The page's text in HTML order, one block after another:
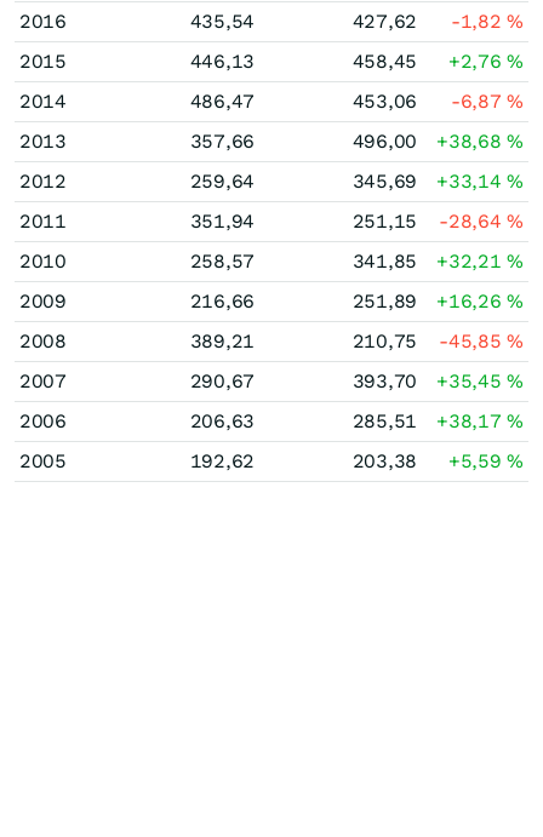
2016
435,54 427,62 -1,82%
2015
446,13 458,45 +2,76%
2014
486,47 453,06 -6,87%
2013
357,66 496,00 +38,68%
2012
259,64 345,69 +33,14%
2011
351,94 251,15 -28,64%
2010
258,57 341,85 +32,21%
2009
216,66 251,89 +16,26%
2008
389,21 210,75 -45,85%
2007
290,67 393,70 +35,45%
2006
206,63 285,51 +38,17%
2005
192,62 203,38 +5,59%